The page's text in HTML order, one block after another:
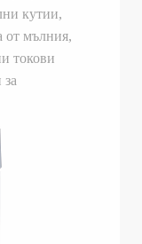
кутии,
от мълния,
токови